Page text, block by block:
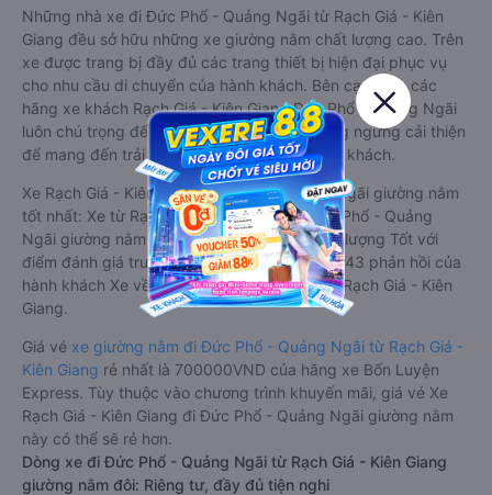
Những nhà xe đi Đức Phổ - Quảng Ngãi từ Rạch Giá - Kiên
Giang đều sở hữu những xe giường nằm chất lượng cao. Trên
xe được trang bị đầy đủ các trang thiết bị hiện đại phục vụ
cho nhu cầu di chuyển của hành khách. Bên cạnh đó, các
hãng xe khách Rạch Giá - Kiên Giang Đức Phổ - Quảng Ngãi
luôn chú trọng đến chất lượng dịch vụ, không ngừng cải thiện
để mang đến trải nghiệm hoàn hảo cho hành khách.
Xe Rạch Giá - Kiên Giang Đức Phổ - Quảng Ngãi giường nằm
tốt nhất: Xe từ Rạch Giá - Kiên Giang đi Đức Phổ - Quảng
Ngãi giường nằm được đánh giá chung chất lượng Tốt với
điểm đánh giá trung bình từ 4.2/5 dựa trên 543 phản hồi của
hành khách Xe về Đức Phổ - Quảng Ngãi từ Rạch Giá - Kiên
Giang.
Giá vé xe giường nằm đi Đức Phổ - Quảng Ngãi từ Rạch Giá -
Kiên Giang rẻ nhất là 700000VND của hãng xe Bốn Luyện
Express. Tùy thuộc vào chương trình khuyến mãi, giá vé Xe
Rạch Giá - Kiên Giang đi Đức Phổ - Quảng Ngãi giường nằm
này có thể sẽ rẻ hơn.
Dòng xe đi Đức Phổ - Quảng Ngãi từ Rạch Giá - Kiên Giang
giường nằm đôi: Riêng tư, đầy đủ tiện nghi